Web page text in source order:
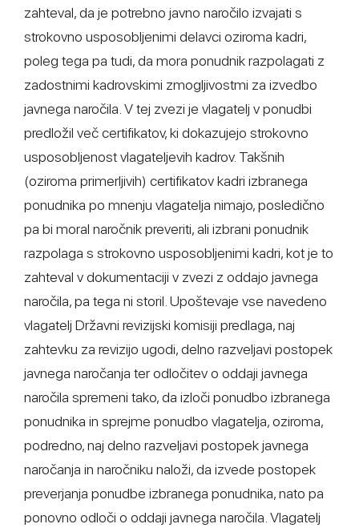
zahteval, da je potrebno javno naročilo izvajati s
strokovno usposobljenimi delavci oziroma kadri,
poleg tega pa tudi, da mora ponudnik razpolagati z
zadostnimi kadrovskimi zmogljivostmi za izvedbo
javnega naročila. V tej zvezi je vlagatelj v ponudbi
predložil več certifikatov, ki dokazujejo strokovno
usposobljenost vlagateljevih kadrov. Takšnih
(oziroma primerljivih) certifikatov kadri izbranega
ponudnika po mnenju vlagatelja nimajo, posledično
pa bi moral naročnik preveriti, ali izbrani ponudnik
razpolaga s strokovno usposobljenimi kadri, kot je to
zahteval v dokumentaciji v zvezi z oddajo javnega
naročila, pa tega ni storil. Upoštevaje vse navedeno
vlagatelj Državni revizijski komisiji predlaga, naj
zahtevku za revizijo ugodi, delno razveljavi postopek
javnega naročanja ter odločitev o oddaji javnega
naročila spremeni tako, da izloči ponudbo izbranega
ponudnika in sprejme ponudbo vlagatelja, oziroma,
podredno, naj delno razveljavi postopek javnega
naročanja in naročniku naloži, da izvede postopek
preverjanja ponudbe izbranega ponudnika, nato pa
ponovno odloči o oddaji javnega naročila. Vlagatelj